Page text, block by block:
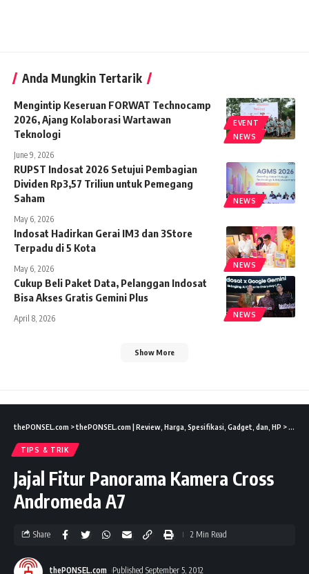
Anda Mungkin Tertarik
EVENT
NEWS
Mengintip Keseruan FORWAT Technocamp
2026, Ajang Kolaborasi Wartawan
Teknologi
June 9, 2026
NEWS
RUPST Indosat 2026 Setujui Pembagian
Dividen Rp3,57 Triliun untuk Pemegang
Saham
May 6, 2026
NEWS
Indosat Hadirkan Gerai IM3 dan 3Store
Terpadu di 5 Kota
May 6, 2026
NEWS
Cukup Beli Paket Data, Pelanggan Indosat
Bisa Akses Gratis Gemini Plus
April 8, 2026
Show More
thePONSEL.com >thePONSEL.com | Review, Harga, Spesifikasi, Gadget, dan, HP > Tips
TIPS & TRIK
Jajal Fitur Panorama Kamera Cross
Andromeda A7
thePONSEL.com Published September 5, 2012
Share 2 Min Read